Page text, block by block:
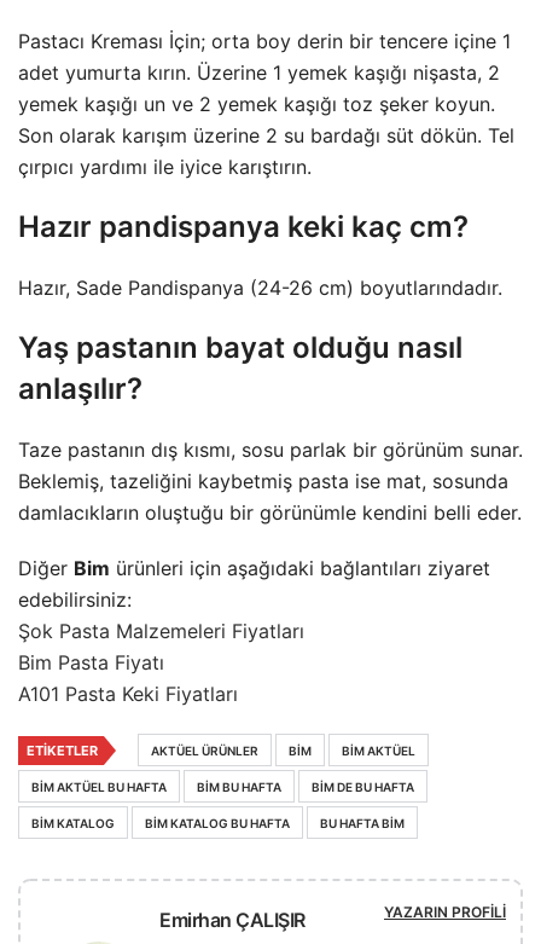
Pastacı Kreması İçin; orta boy derin bir tencere içine 1
adet yumurta kırın. Üzerine 1 yemek kaşığı nişasta, 2
yemek kaşığı un ve 2 yemek kaşığı toz şeker koyun.
Son olarak karışım üzerine 2 su bardağı süt dökün. Tel
çırpıcı yardımı ile iyice karıştırın.
Hazır pandispanya keki kaç cm?
Hazır, Sade Pandispanya (24-26 cm) boyutlarındadır.
Yaş pastanın bayat olduğu nasıl
anlaşılır?
Taze pastanın dış kısmı, sosu parlak bir görünüm sunar.
Beklemiş, tazeliğini kaybetmiş pasta ise mat, sosunda
damlacıkların oluştuğu bir görünümle kendini belli eder.
Diğer Bim ürünleri için aşağıdaki bağlantıları ziyaret
edebilirsiniz:
Şok Pasta Malzemeleri Fiyatları
Bim Pasta Fiyatı
A101 Pasta Keki Fiyatları
ETIKETLER AKTÜEL ÜRÜNLER BIM BIM AKTÜEL
BIM AKTÜEL BU HAFTA BIM BU HAFTA BIM DE BU HAFTA
BIM KATALOG BIM KATALOG BU HAFTA BU HAFTA BIM
Emirhan ÇALIŞIR YAZARIN PROFILI